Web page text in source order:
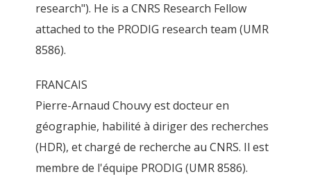
research"). He is a CNRS Research Fellow
attached to the PRODIG research team (UMR
8586).
FRANCAIS
Pierre-Arnaud Chouvy est docteur en
géographie, habilité à diriger des recherches
(HDR), et chargé de recherche au CNRS. Il est
membre de l'équipe PRODIG (UMR 8586).